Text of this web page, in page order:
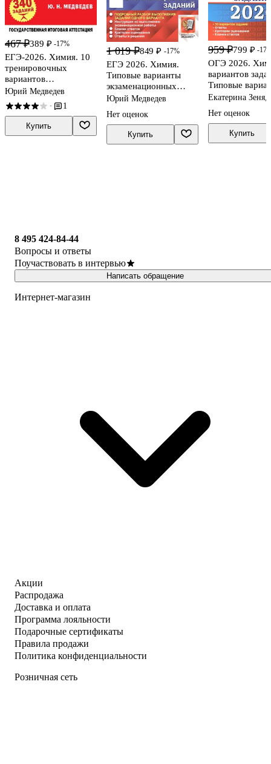
467 ₽389 ₽ -17%
ЕГЭ-2026. Химия. 10
тренировочных
вариантов
экзаменационных
работ. 340 заданий
Юрий Медведев
· 1
Купить
1 019 ₽849 ₽ -17%
ЕГЭ 2026. Химия.
Типовые варианты
экзаменационных
заданий. 30 вариантов.
выполнения заданий
одного варианта.
Инструкция по
Юрий Медведев
Нет оценок
Купить
959 ₽799 ₽ -
ОГЭ 2026.
вариантов
Типовые
Екатерина
Нет оценок
Купить
8 495 424-84-44
Вопросы и ответы
Поучаствовать в интервью
Написать обращение
Интернет-магазин
Акции
Распродажа
Доставка и оплата
Программа лояльности
Подарочные сертификаты
Правила продажи
Политика конфиденциальности
Розничная сеть